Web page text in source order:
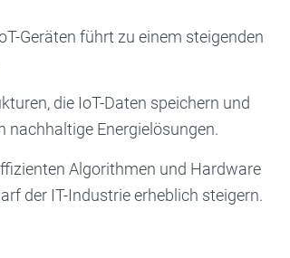
Geräten führt zu einem steigenden
die IoT-Daten speichern und
nachhaltige Energielösungen.
Algorithmen und Hardware
der IT-Industrie erheblich steigern.